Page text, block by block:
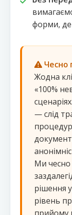
форми, де
Чесно
Жодна
«100%
— слід
Ми чесно
рішення
рівень